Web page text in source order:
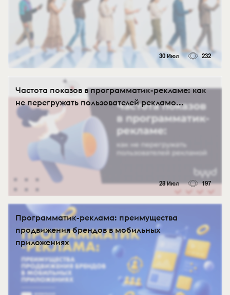
30 Июл 232
Частота показов в программатик-рекламе: как
не перегружать пользователей рекламо...
28 Июл 197
Программатик-реклама: преимущества
продвижения брендов в мобильных
приложениях